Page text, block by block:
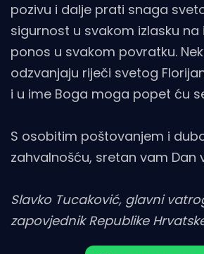
pozivu i dalje prati snaga
sigurnost u svakom izlasku na
ponos u svakom povratku.
odzvanjaju riječi svetog
i u ime Boga moga popet ću
S osobitim poštovanjem i
zahvalnošću, sretan vam Dan
Slavko Tucaković, glavni
zapovjednik Republike